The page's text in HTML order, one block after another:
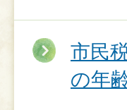
市民
の年